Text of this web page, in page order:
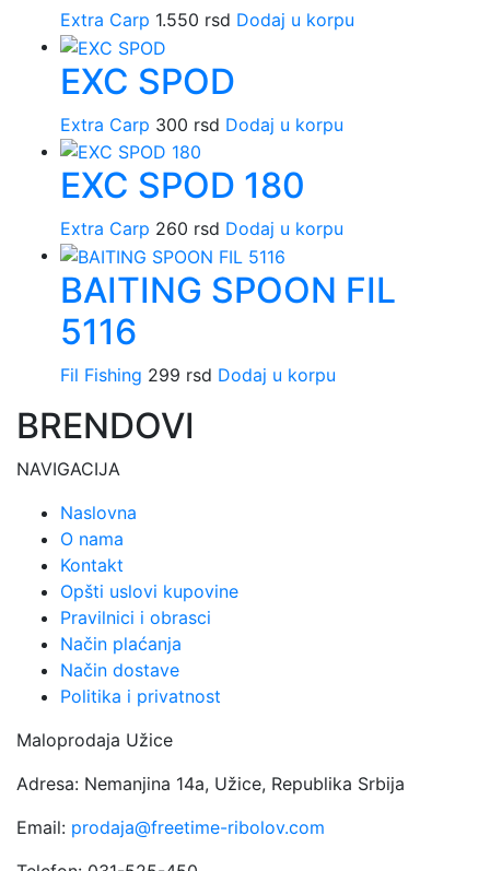
Extra Carp 1.550 rsd Dodaj u korpu
EXC SPOD
Extra Carp 300 rsd Dodaj u korpu
EXC SPOD 180
Extra Carp 260 rsd Dodaj u korpu
BAITING SPOON FIL
5116
Fil Fishing 299 rsd Dodaj u korpu
BRENDOVI
NAVIGACIJA
Naslovna
O nama
Kontakt
Opšti uslovi kupovine
Pravilnici i obrasci
Način plaćanja
Način dostave
Politika i privatnost
Maloprodaja Užice
Adresa: Nemanjina 14a, Užice, Republika Srbija
Email: prodaja@freetime-ribolov.com